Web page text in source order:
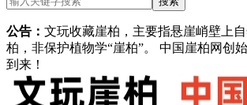
公告： 文玩收藏崖柏，主要指悬崖峭壁上
柏，非保护植物学“崖柏”。 中国崖柏网创
到来！